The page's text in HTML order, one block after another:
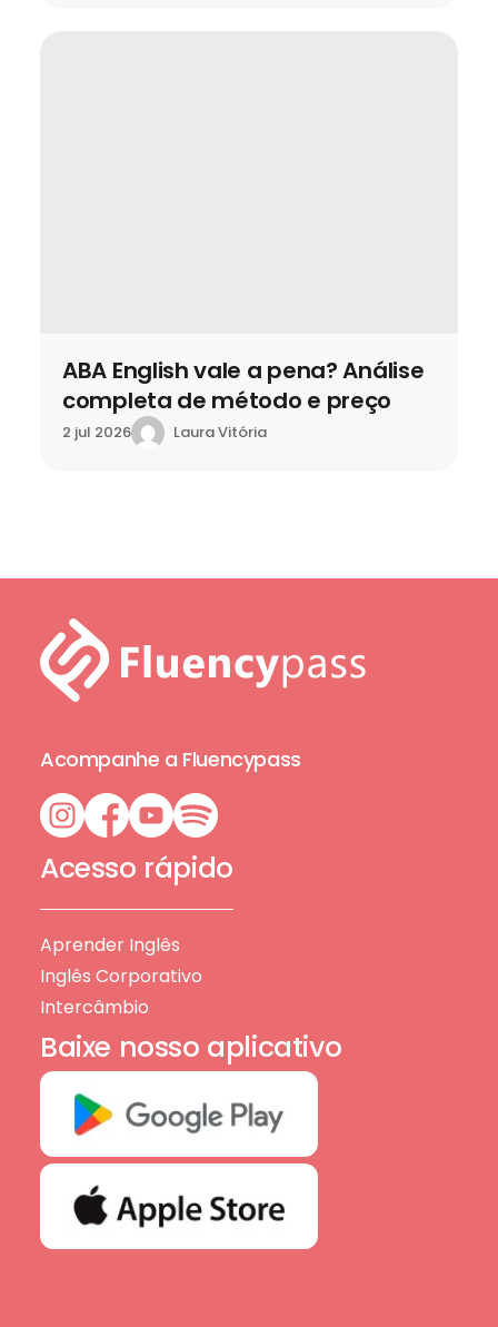
ABA English vale a pena? Análise
completa de método e preço
2 jul 2026 Laura Vitória
Acompanhe a Fluencypass
Acesso rápido
Aprender Inglês
Inglês Corporativo
Intercâmbio
Baixe nosso aplicativo